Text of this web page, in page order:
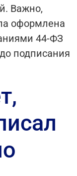
Важно,
оформлена
44-ФЗ
подписания